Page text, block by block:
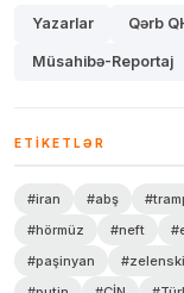
Yazarlar Qərb
Müsahibə-Reportaj
ETIKETLƏR
#iran #abş
#hörmüz
#neft
#paşinyan
#zelenski